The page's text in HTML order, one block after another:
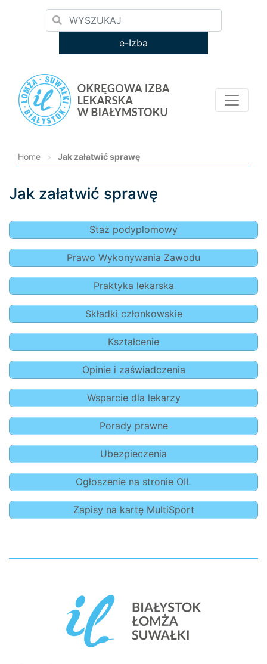
e-Izba
Home > Jak załatwić sprawę
Loading...
Jak załatwić sprawę
Staż podyplomowy
Prawo Wykonywania Zawodu
Praktyka lekarska
Składki członkowskie
Kształcenie
Opinie i zaświadczenia
Wsparcie dla lekarzy
Porady prawne
Ubezpieczenia
Ogłoszenie na stronie OIL
Zapisy na kartę MultiSport